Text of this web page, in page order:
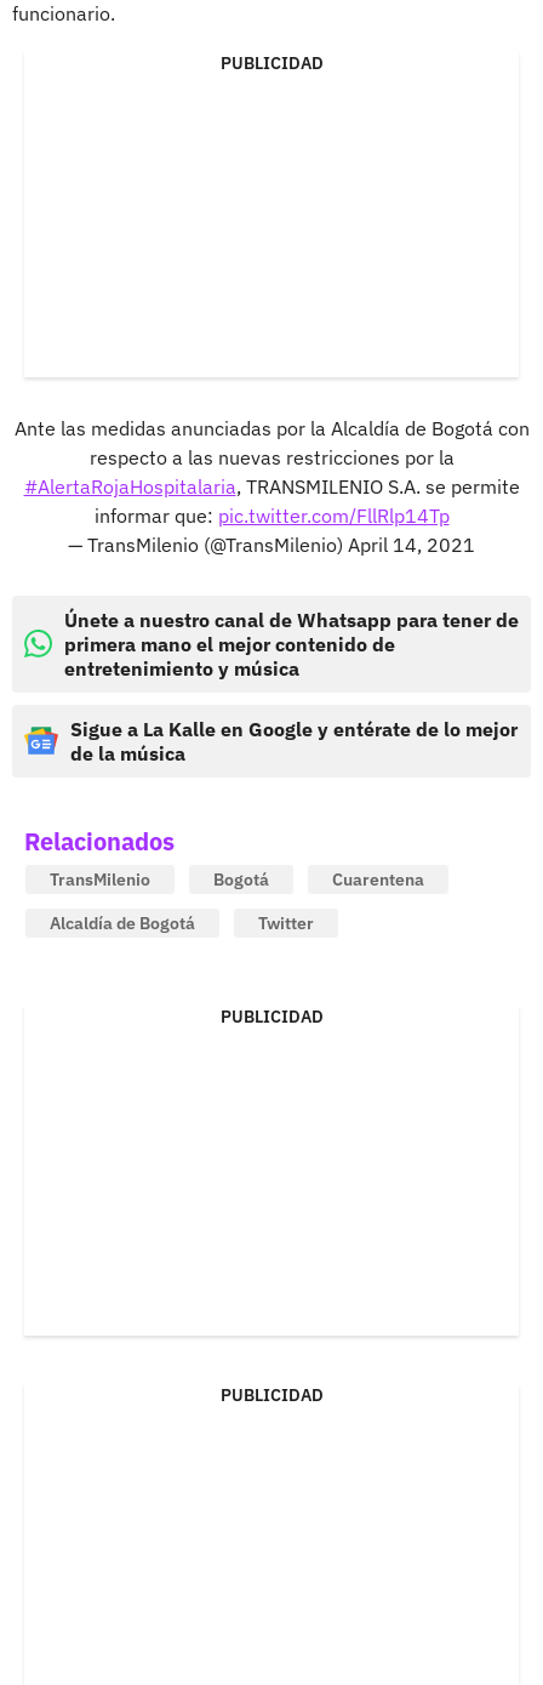
funcionario.
PUBLICIDAD
Ante las medidas anunciadas por la Alcaldía de Bogotá con
respecto a las nuevas restricciones por la
#AlertaRojaHospitalaria, TRANSMILENIO S.A. se permite
informar que: pic.twitter.com/FllRlp14Tp
— TransMilenio (@TransMilenio) April 14, 2021
Únete a nuestro canal de Whatsapp para tener de
primera mano el mejor contenido de
entretenimiento y música
Sigue a La Kalle en Google y entérate de lo mejor
de la música
Relacionados
TransMilenio Bogotá
Cuarentena
Alcaldía de Bogotá
Twitter
PUBLICIDAD
PUBLICIDAD